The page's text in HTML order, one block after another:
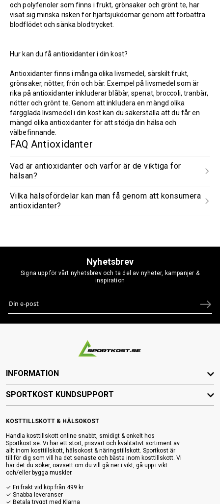
och polyfenoler som finns i frukt, grönsaker och grönt te, har
visat sig minska risken för hjärtsjukdomar genom att förbättra
blodflödet och sänka blodtrycket.
Hur kan du få antioxidanter i din kost?
Antioxidanter finns i många olika livsmedel, särskilt frukt,
grönsaker, nötter, frön och bär. Exempel på livsmedel som är
rika på antioxidanter inkluderar blåbär, spenat, broccoli, tranbär,
nötter och grönt te. Genom att inkludera en mängd olika
färgglada livsmedel i din kost kan du säkerställa att du får en
mängd olika antioxidanter för att stödja din hälsa och
välbefinnande.
FAQ Antioxidanter
Vad är antioxidanter och varför är de viktiga för
hälsan?
Vilka hälsofördelar kan man få genom att konsumera
antioxidanter?
Nyhetsbrev
Signa upp för vårt nyhetsbrev och ta del av nyheter, kampanjer &
inspiration
KOSTTILLSKOTT & HÄLSOKOST
Handla kosttillskott online snabbt, smidigt & enkelt hos
Sportkost.se. Vi har ett stort, prisvärt och kvalitativt sortiment av
allt inom kosttillskott, hälsokost & näringstillskott. Sportkost är
till för dig som vill ha det senaste och bästa inom kosttillskott. Vi
har det du söker, oavsett om du vill gå ner i vikt, gå upp i vikt
och/eller bygga muskler.
✓ Fri frakt vid köp från 499 kr
✓ Snabba leveranser
✓ Betala tryggt med Klarna
INFORMATION
SPORTKOST KUNDSUPPORT